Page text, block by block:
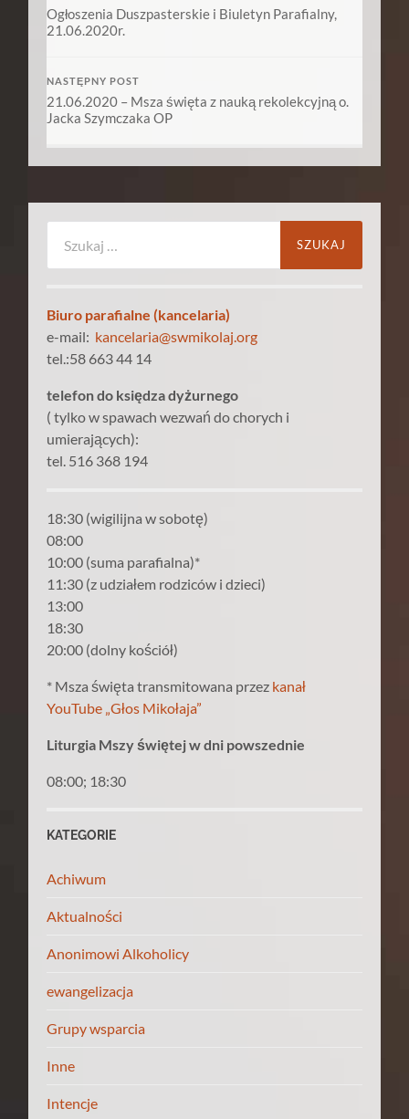
Ogłoszenia Duszpasterskie i Biuletyn Parafialny,
21.06.2020r.
NASTĘPNY POST
21.06.2020 – Msza święta z nauką rekolekcyjną o.
Jacka Szymczaka OP
Biuro parafialne (kancelaria)
e-mail: kancelaria@swmikolaj.org
tel.:58 663 44 14
telefon do księdza dyżurnego
( tylko w spawach wezwań do chorych i
umierających):
tel. 516 368 194
18:30 (wigilijna w sobotę)
08:00
10:00 (suma parafialna)*
11:30 (z udziałem rodziców i dzieci)
13:00
18:30
20:00 (dolny kościół)
* Msza święta transmitowana przez kanał
YouTube „Głos Mikołaja”
Liturgia Mszy świętej w dni powszednie
08:00; 18:30
KATEGORIE
Achiwum
Aktualności
Anonimowi Alkoholicy
ewangelizacja
Grupy wsparcia
Inne
Intencje